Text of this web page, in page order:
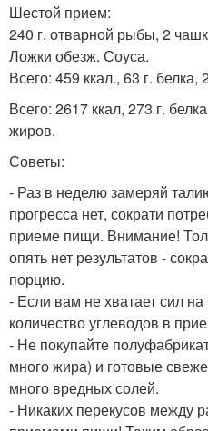
Шестой прием:
240 г. отварной рыбы, 2
Ложки обезж. Соуса.
Всего: 459 ккал., 63 г. белка,
Всего: 2617 ккал, 273 г.
жиров.
Советы:
- Раз в неделю замеряй
прогресса нет, сократи
приеме пищи. Внимание!
опять нет результатов -
порцию.
- Если вам не хватает сил
количество углеводов в
- Не покупайте
много жира) и готовые
много вредных солей.
- Никаких перекусов между